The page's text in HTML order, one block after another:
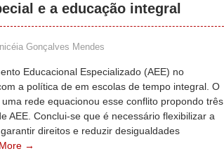
e a educação integral
Gonçalves Mendes
Educacional Especializado (AEE) no
a política de em escolas de tempo integral. O
rede equacionou esse conflito propondo três
AEE. Conclui-se que é necessário flexibilizar a
direitos e reduzir desigualdades
→